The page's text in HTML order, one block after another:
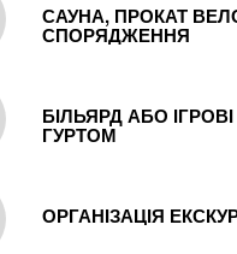
САУНА, ПРОКАТ
СПОРЯДЖЕННЯ
БІЛЬЯРД АБО
ГУРТОМ
ОРГАНІЗАЦІЯ